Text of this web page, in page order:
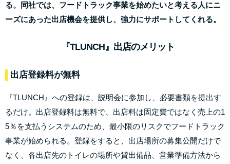
る。同社では、フードトラック事業を始めたいと考える人にニ
ーズにあった出店機会を提供し、強力にサポートしてくれる。
『TLUNCH』出店のメリット
出店登録料が無料
『TLUNCH』への登録は、説明会に参加し、必要書類を提出す
るだけ。出店登録料は無料で、出店料は固定費ではなく売上の1
5％を支払うシステムのため、最小限のリスクでフードトラック
事業が始められる。登録をすると、出店場所の募集公開だけで
なく、各出店先のトイレの場所や貸出備品、営業準備方法から